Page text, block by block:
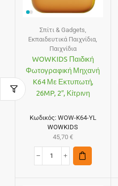
Σπίτι & Gadgets
Εκπαιδευτικά Παιχνίδια
Παιχνίδια
WOWKIDS Παιδική
Φωτογραφική Μηχανή
K64 Με Εκτυπωτή,
26MP, 2″, Κίτρινη
Κωδικός: WOW-K64-YL
WOWKIDS
45,70 €